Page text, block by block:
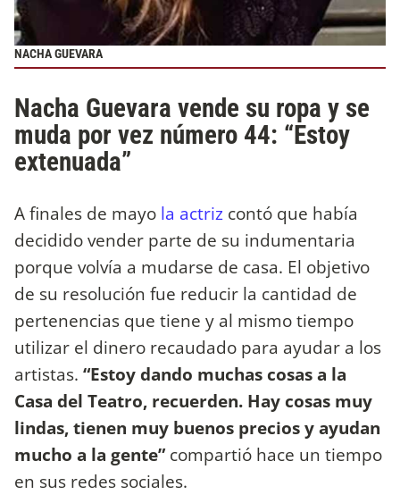
NACHA GUEVARA
Nacha Guevara vende su ropa y se
muda por vez número 44: “Estoy
extenuada”
A finales de mayo la actriz contó que había
decidido vender parte de su indumentaria
porque volvía a mudarse de casa. El objetivo
de su resolución fue reducir la cantidad de
pertenencias que tiene y al mismo tiempo
utilizar el dinero recaudado para ayudar a los
artistas. “Estoy dando muchas cosas a la
Casa del Teatro, recuerden. Hay cosas muy
lindas, tienen muy buenos precios y ayudan
mucho a la gente”compartió hace un tiempo
en sus redes sociales.